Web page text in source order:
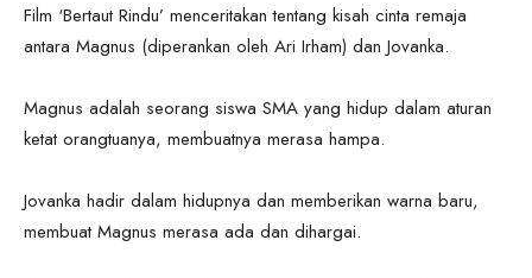
Film ‘Bertaut Rindu’ menceritakan tentang kisah cinta remaja
antara Magnus (diperankan oleh Ari Irham) dan Jovanka.
Magnus adalah seorang siswa SMA yang hidup dalam aturan
ketat orangtuanya, membuatnya merasa hampa.
Jovanka hadir dalam hidupnya dan memberikan warna baru,
membuat Magnus merasa ada dan dihargai.